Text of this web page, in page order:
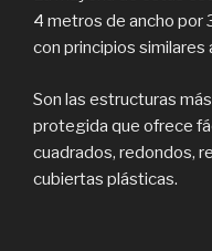
4 metros de ancho por
con principios similares
Son las estructuras
protegida que ofrece
cuadrados, redondos,
cubiertas plásticas.